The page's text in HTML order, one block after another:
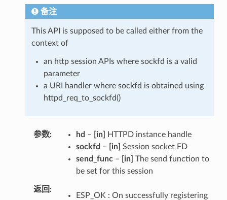
备注
This API is supposed to be called either from the
context of
an http session APIs where sockfd is a valid
parameter
a URI handler where sockfd is obtained using
httpd_req_to_sockfd()
参数 hd – [in]
HTTPD instance handle
sockfd – [in] Session socket FD
send_func– [in] The send function to
be set for this session
返回
ESP_OK : On successfully registering